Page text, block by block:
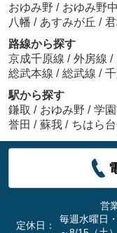
おゆみ野 / おゆみ野
八幡 / あすみが丘 /
路線から探す
京成千原線 / 外房線 /
総武本線 / 総武線 /
駅から探す
鎌取 / おゆみ野 / 学
誉田 / 蘇我 / ちはら台
営
定休日：
毎週水曜日